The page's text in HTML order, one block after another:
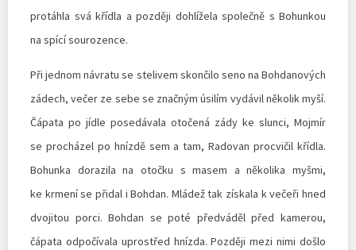
protáhla svá křídla a později dohlížela společně s Bohunkou
na spící sourozence.
Při jednom návratu se stelivem skončilo seno na Bohdanových
zádech, večer ze sebe se značným úsilím vydávil několik myší.
Čápata po jídle posedávala otočená zády ke slunci, Mojmír
se procházel po hnízdě sem a tam, Radovan procvičil křídla.
Bohunka dorazila na otočku s masem a několika myšmi,
ke krmení se přidal i Bohdan. Mládež tak získala k večeři hned
dvojitou porci. Bohdan se poté předváděl před kamerou,
čápata odpočívala uprostřed hnízda. Později mezi nimi došlo